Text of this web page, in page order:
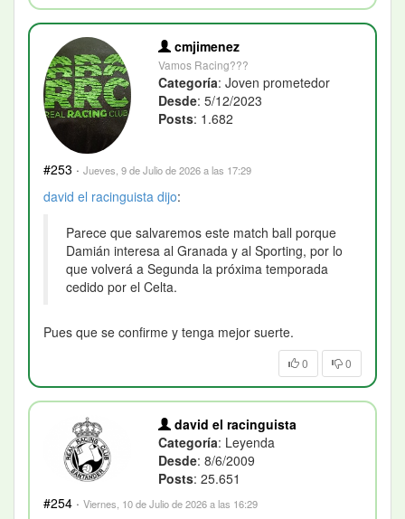
cmjimenez
Vamos Racing???
Categoría: Joven prometedor
Desde: 5/12/2023
Posts: 1.682
#253 · Jueves, 9 de Julio de 2026 a las 17:29
david el racinguista dijo:
Parece que salvaremos este match ball porque
Damián interesa al Granada y al Sporting, por lo
que volverá a Segunda la próxima temporada
cedido por el Celta.
Pues que se confirme y tenga mejor suerte.
0 0
david el racinguista
Categoría: Leyenda
Desde: 8/6/2009
Posts: 25.651
#254 · Viernes, 10 de Julio de 2026 a las 16:29